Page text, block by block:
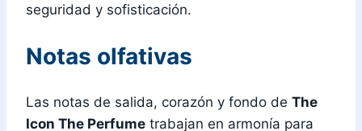
seguridad y sofisticación.
Notas olfativas
Las notas de salida, corazón y fondo de The
Icon The Perfume trabajan en armonía para